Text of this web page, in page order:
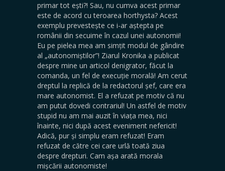
primar tot ești?! Sau, nu cumva acest primar
este de acord cu teroarea horthysta? Acest
exemplu prevestește ce i-ar aștepta pe
românii din secuime în cazul unei autonomii!
Eu pe pielea mea am simțit modul de gândire
al „autonomiștilor”! Ziarul Kronika a publicat
despre mine un articol denigrator, făcut la
comanda, un fel de execuție morală! Am cerut
dreptul la replică de la redactorul șef, care era
mare autonomist. El a refuzat pe motiv că nu
am putut dovedi contrariul! Un astfel de motiv
stupid nu am mai auzit în viața mea, nici
înainte, nici după acest eveniment nefericit!
Adică, pur și simplu eram refuzat! Eram
refuzat de către cei care urlă toată ziua
despre drepturi. Cam așa arată morala
mișcării autonomiste!